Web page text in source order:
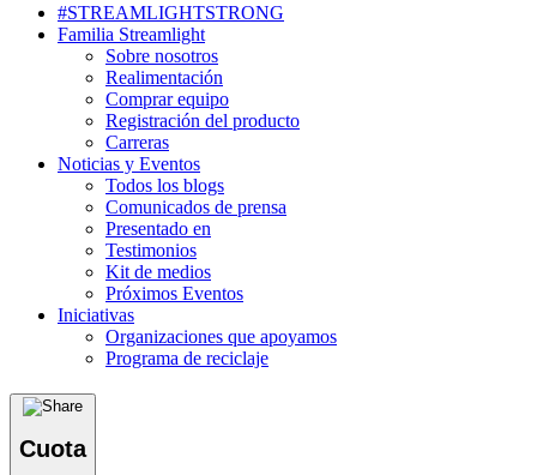
#STREAMLIGHTSTRONG
Familia Streamlight
Sobre nosotros
Realimentación
Comprar equipo
Registración del producto
Carreras
Noticias y Eventos
Todos los blogs
Comunicados de prensa
Presentado en
Testimonios
Kit de medios
Próximos Eventos
Iniciativas
Organizaciones que apoyamos
Programa de reciclaje
Cuota